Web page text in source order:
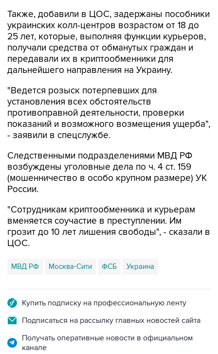
Также, добавили в ЦОС, задержаны пособники
украинских колл-центров возрастом от 18 до
25 лет, которые, выполняя функции курьеров,
получали средства от обманутых граждан и
передавали их в криптообменники для
дальнейшего направления на Украину.
"Ведется розыск потерпевших для
установления всех обстоятельств
противоправной деятельности, проверки
показаний и возможного возмещения ущерба",
- заявили в спецслужбе.
Следственными подразделениями МВД РФ
возбуждены уголовные дела по ч. 4 ст. 159
(мошенничество в особо крупном размере) УК
России.
"Сотрудникам криптообменника и курьерам
вменяется соучастие в преступлении. Им
грозит до 10 лет лишения свободы", - сказали в
ЦОС.
МВД РФ Москва-Сити ФСБ Украина
Купить подписку на профессиональную ленту
Подписаться на рассылку главных новостей сайта
Получать оперативные новости в официальном
канале